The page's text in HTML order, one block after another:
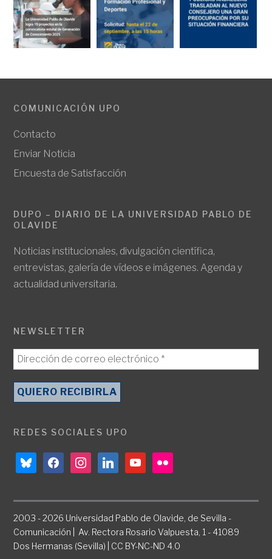
COMUNICACIÓN UPO
Contacto
Enviar Noticia
Encuesta de Satisfacción
DUPO – DIARIO DE LA UNIVERSIDAD PABLO DE
OLAVIDE
Noticias institucionales, divulgación científica,
entrevistas, galería de vídeos e imágenes. Agenda y
actualidad universitaria.
NEWSLETTER
REDES SOCIALES UPO
blueskyfacebookinstagramlinkedinyoutubeflickr
2003 - 2026 Universidad Pablo de Olavide, de Sevilla -
Comunicación | Av. Rectora Rosario Valpuesta, 1 - 41089
Dos Hermanas (Sevilla) | CC BY-NC-ND 4.0